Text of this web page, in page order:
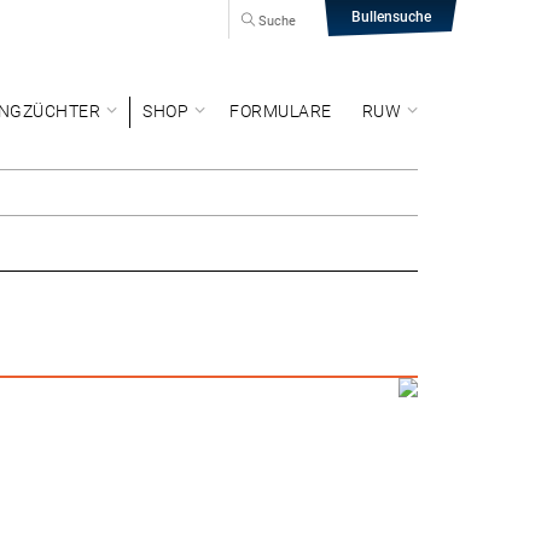
Bullensuche
Suche
SHOP FORMULARE RUW